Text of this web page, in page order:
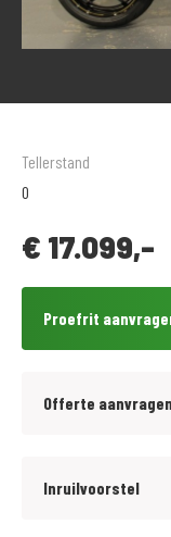
Tellerstand
0
€ 17.099,-
Proefrit
Offerte aanvragen
Inruilvoorstel